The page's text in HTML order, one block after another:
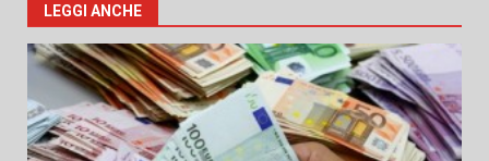
LEGGI ANCHE